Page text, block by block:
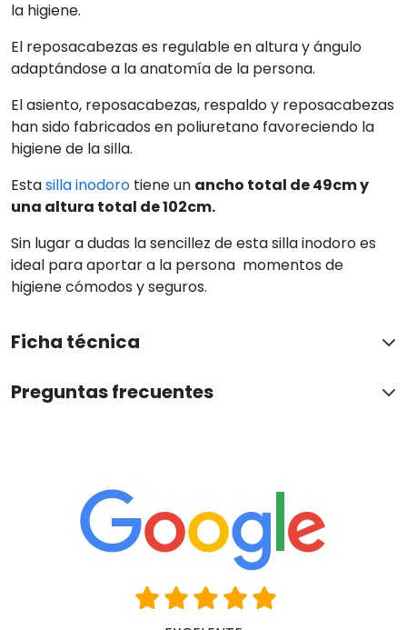
Preguntas frecuentes
EXCELENTE
En base a 4969 opiniones
Hace 6 horas